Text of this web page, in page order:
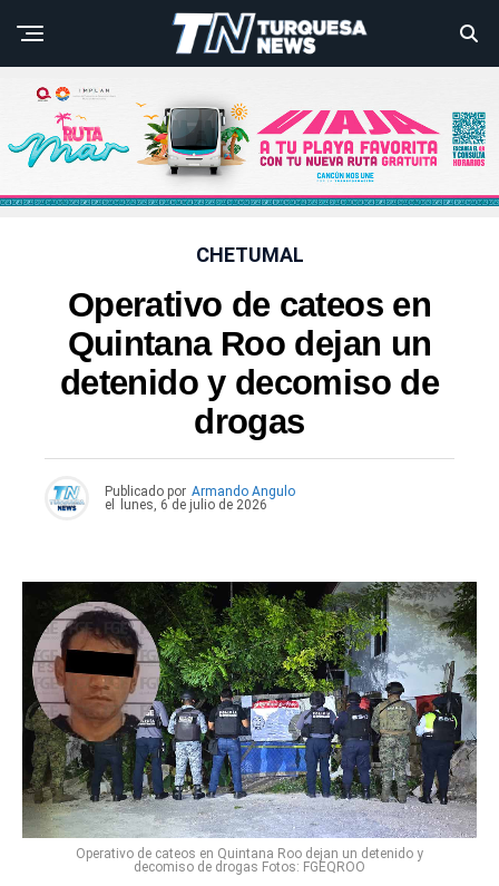
CHETUMAL
Operativo de cateos en
Quintana Roo dejan un
detenido y decomiso de
drogas
Publicado por Armando Angulo
el
lunes, 6 de julio de 2026
Operativo de cateos en Quintana Roo dejan un detenido y
decomiso de drogas Fotos: FGEQROO